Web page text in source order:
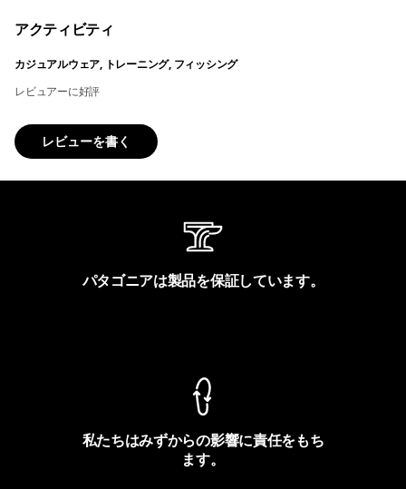
アクティビティ
カジュアルウェア, トレーニング, フィッシング
レビュアーに好評
レビューを書く
パタゴニアは製品を保証しています。
私たちはみずからの影響に責任をもち
ます。